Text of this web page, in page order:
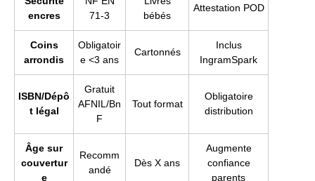
encres
71-3
bébés
Attestation POD
Coins
arrondis
Obligatoir
e <3 ans
Cartonnés
Inclus
IngramSpark
ISBN/Dépô
t légal
Gratuit
AFNIL/Bn
F
Tout format
Obligatoire
distribution
Âge sur
couvertur
e
Recomm
andé
Dès X ans
Augmente
confiance
parents